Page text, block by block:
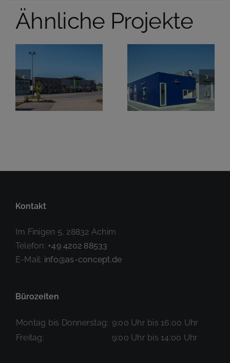
Ähnliche Projekte
Kontakt
Im Finigen 5, 28832 Achim
Telefon: +49 4202 88533
E-Mail: info@as-concept.de
Bürozeiten
Montag bis Donnerstag: 9:00 Uhr bis 16:00 Uhr
Freitag:
9:00 Uhr bis 14:00 Uhr